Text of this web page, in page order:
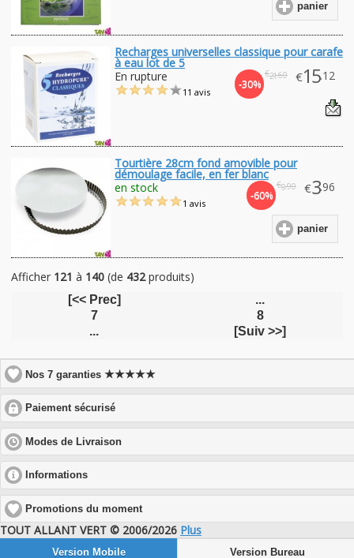
panier
Recharges universelles classique pour carafe
à eau lot de 5
-30%
€21.60 €15.12
En rupture
11 avis
Tourtière 28cm fond amovible pour
démoulage facile, en fer blanc
-60%
€9.90 €3.96
en stock
panier
1 avis
Afficher 121 à 140 (de 432produits)
[<< Prec]
...
7
8
...
[Suiv >>]
Nos 7 garanties★★★★★
Paiement sécurisé
to
expand
contents
Modes de Livraison
to
Informations
to
expand
contents
Promotions du moment
TOUT ALLANT VERT © 2006/2026 Plus
Version Mobile Version Bureau